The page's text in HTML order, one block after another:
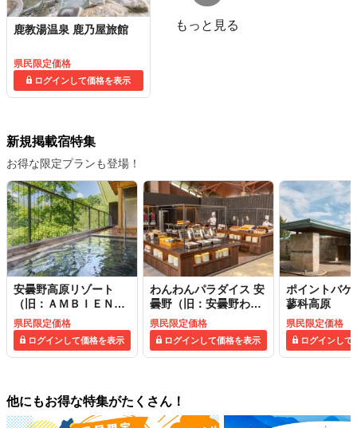
鹿教湯温泉 鹿乃屋旅館
県民限定価格
ログインして価格を表示
もっと見る
新規掲載宿特集
お得な限定プランも登場！
安曇野高原リゾート
（旧：ＡＭＢＩＥＮＴ
安曇野ホテル／ＡＭＢ
ＩＥＮＴ安曇野コテー
ジ）
県民限定価格
ログインして価格を表示
わんわんパラダイス 安
曇野（旧：安曇野わん
わんパラダイスコテー
ジ）
県民限定価格
ログインして価格を表示
ポイントバケ
蓼科高原
県民限定価格
ログインして
他にもお得な特集がたくさん！